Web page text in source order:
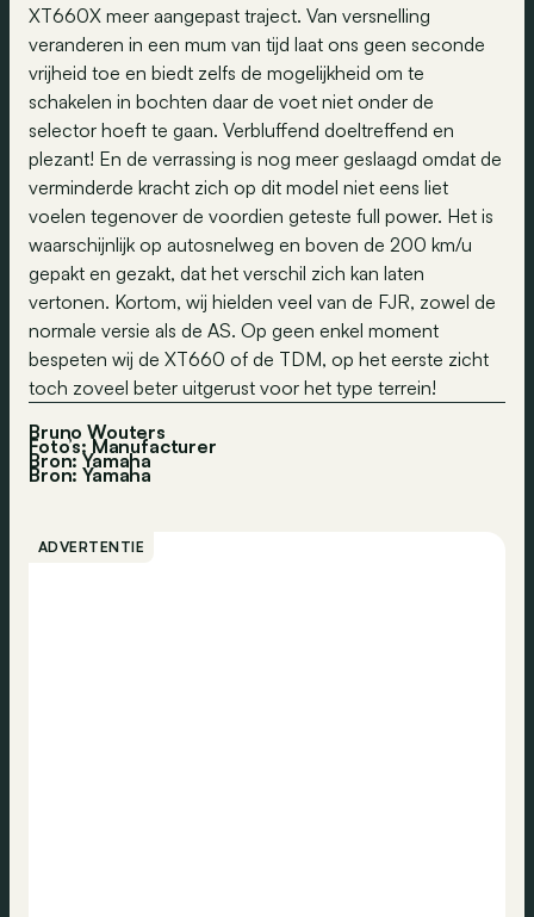
XT660X meer aangepast traject. Van versnelling
veranderen in een mum van tijd laat ons geen seconde
vrijheid toe en biedt zelfs de mogelijkheid om te
schakelen in bochten daar de voet niet onder de
selector hoeft te gaan. Verbluffend doeltreffend en
plezant! En de verrassing is nog meer geslaagd omdat de
verminderde kracht zich op dit model niet eens liet
voelen tegenover de voordien geteste full power. Het is
waarschijnlijk op autosnelweg en boven de 200 km/u
gepakt en gezakt, dat het verschil zich kan laten
vertonen. Kortom, wij hielden veel van de FJR, zowel de
normale versie als de AS. Op geen enkel moment
bespeten wij de XT660 of de TDM, op het eerste zicht
toch zoveel beter uitgerust voor het type terrein!
Bruno Wouters
Foto’s: Manufacturer
Bron: Yamaha
Bron:Yamaha
ADVERTENTIE